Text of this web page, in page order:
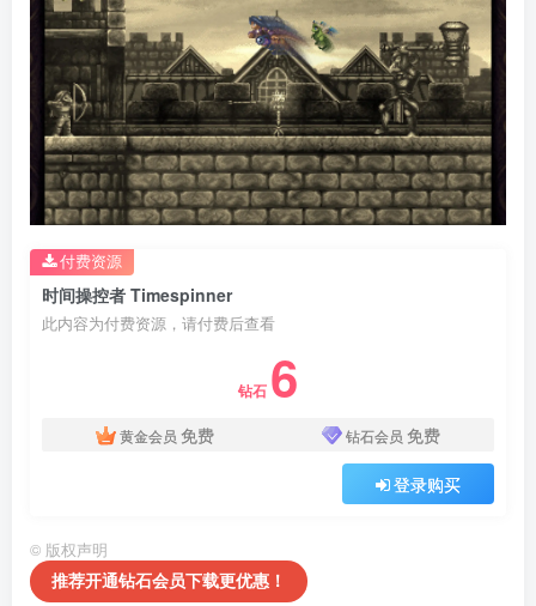
时间操控者 Timespinner
此内容为付费资源，请付费后查看
钻石 6
黄金会员 免费 钻石会员 免费
登录购买
付费资源
© 版权声明
推荐开通钻石会员下载更优惠！